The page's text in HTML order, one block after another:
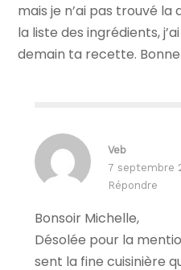
mais je n’ai pas trouvé
la liste des ingrédients,
demain ta recette.
Veb
7 septembre
Répondre
Bonsoir Michelle,
Désolée pour la
sent la fine cuisinière